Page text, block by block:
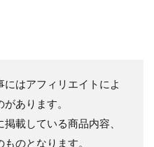
はアフィリエイトによ
あります。
載している商品内容、
のとなります。